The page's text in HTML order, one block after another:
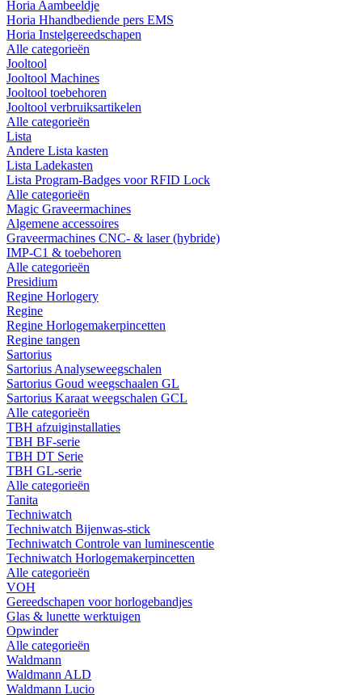
Horia Aambeeldje
Horia Hhandbediende pers EMS
Horia Instelgereedschapen
Alle categorieën
Jooltool
Jooltool Machines
Jooltool toebehoren
Jooltool verbruiksartikelen
Alle categorieën
Lista
Andere Lista kasten
Lista Ladekasten
Lista Program-Badges voor RFID Lock
Alle categorieën
Magic Graveermachines
Algemene accessoires
Graveermachines CNC- & laser (hybride)
IMP-C1 & toebehoren
Alle categorieën
Presidium
Regine Horlogery
Regine
Regine Horlogemakerpincetten
Regine tangen
Sartorius
Sartorius Analyseweegschalen
Sartorius Goud weegschaalen GL
Sartorius Karaat weegschalen GCL
Alle categorieën
TBH afzuiginstallaties
TBH BF-serie
TBH DT Serie
TBH GL-serie
Alle categorieën
Tanita
Techniwatch
Techniwatch Bijenwas-stick
Techniwatch Controle van luminescentie
Techniwatch Horlogemakerpincetten
Alle categorieën
VOH
Gereedschapen voor horlogebandjes
Glas & lunette werktuigen
Opwinder
Alle categorieën
Waldmann
Waldmann ALD
Waldmann Lucio